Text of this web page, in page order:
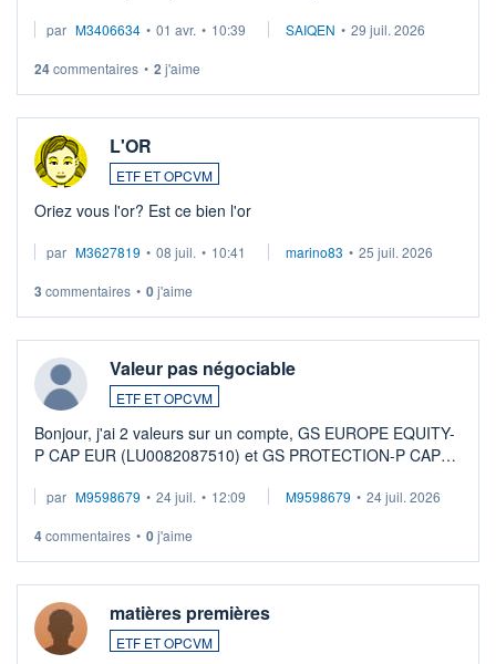
par M3406634 • 01 avr. • 10:39 SAIQEN • 29 juil. 2026
24commentaires • 2 j'aime
L'OR
ETF ET OPCVM
Oriez vous l'or? Est ce bien l'or
par M3627819 • 08 juil. • 10:41 marino83 • 25 juil. 2026
3 commentaires • 0j'aime
Valeur pas négociable
ETF ET OPCVM
Bonjour, j'ai 2 valeurs sur un compte, GS EUROPE EQUITY-
P CAP EUR (LU0082087510) et GS PROTECTION-P CAP
veux procéder à la vente, on me signale ...
par M9598679 • 24 juil. • 12:09 M9598679 • 24 juil. 2026
4commentaires • 0j'aime
matières premières
ETF ET OPCVM